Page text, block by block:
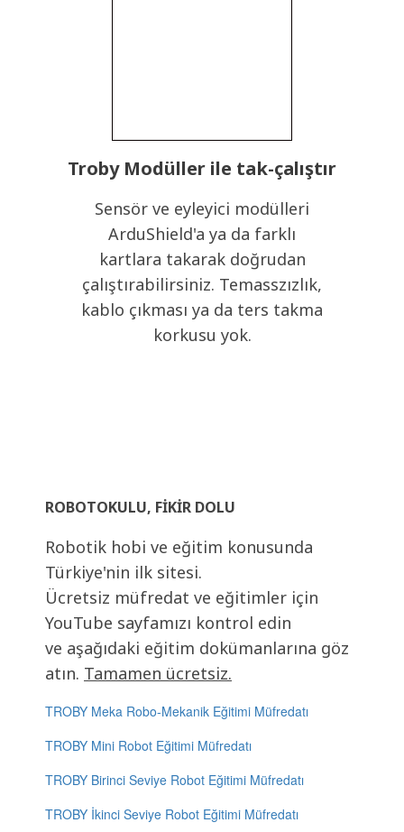
Troby Modüller ile tak-çalıştır
Sensör ve eyleyici modülleri
ArduShield'a ya da farklı
kartlara takarak doğrudan
çalıştırabilirsiniz. Temasszızlık,
kablo çıkması ya da ters takma
korkusu yok.
ROBOTOKULU, FIKIR DOLU
Robotik hobi ve eğitim konusunda
Türkiye'nin ilk sitesi.
Ücretsiz müfredat ve eğitimler için
YouTube sayfamızı kontrol edin
ve aşağıdaki eğitim dokümanlarına göz
atın. Tamamen ücretsiz.
TROBY Meka Robo-Mekanik Eğitimi Müfredatı
TROBY Mini Robot Eğitimi Müfredatı
TROBY Birinci Seviye Robot Eğitimi Müfredatı
TROBY İkinci Seviye Robot Eğitimi Müfredatı